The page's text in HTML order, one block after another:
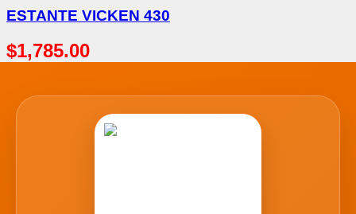
ESTANTE VICKEN 430
$1,785.00